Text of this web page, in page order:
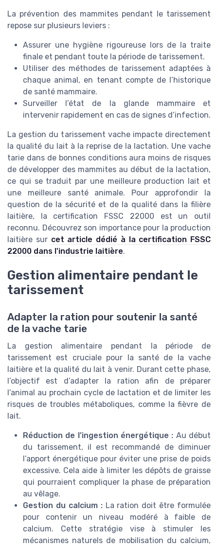
La prévention des mammites pendant le tarissement
repose sur plusieurs leviers :
Assurer une hygiène rigoureuse lors de la traite
finale et pendant toute la période de tarissement.
Utiliser des méthodes de tarissement adaptées à
chaque animal, en tenant compte de l’historique
de santé mammaire.
Surveiller l’état de la glande mammaire et
intervenir rapidement en cas de signes d’infection.
La gestion du tarissement vache impacte directement
la qualité du lait à la reprise de la lactation. Une vache
tarie dans de bonnes conditions aura moins de risques
de développer des mammites au début de la lactation,
ce qui se traduit par une meilleure production lait et
une meilleure santé animale. Pour approfondir la
question de la sécurité et de la qualité dans la filière
laitière, la certification FSSC 22000 est un outil
reconnu. Découvrez son importance pour la production
laitière sur cet article dédié à la certification FSSC
22000 dans l'industrie laitière.
Gestion alimentaire pendant le
tarissement
Adapter la ration pour soutenir la santé
de la vache tarie
La gestion alimentaire pendant la période de
tarissement est cruciale pour la santé de la vache
laitière et la qualité du lait à venir. Durant cette phase,
l’objectif est d’adapter la ration afin de préparer
l’animal au prochain cycle de lactation et de limiter les
risques de troubles métaboliques, comme la fièvre de
lait.
Réduction de l’ingestion énergétique : Au début
du tarissement, il est recommandé de diminuer
l’apport énergétique pour éviter une prise de poids
excessive. Cela aide à limiter les dépôts de graisse
qui pourraient compliquer la phase de préparation
au vêlage.
Gestion du calcium :La ration doit être formulée
pour contenir un niveau modéré à faible de
calcium. Cette stratégie vise à stimuler les
mécanismes naturels de mobilisation du calcium,